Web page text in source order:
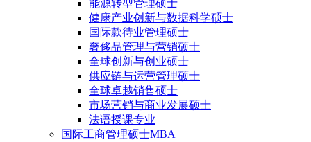
能源转型管理硕士
健康产业创新与数据科学硕士
国际款待业管理硕士
奢侈品管理与营销硕士
全球创新与创业硕士
供应链与运营管理硕士
全球卓越销售硕士
市场营销与商业发展硕士
法语授课专业
国际工商管理硕士MBA